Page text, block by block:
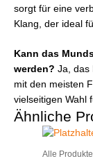
sorgt für eine
Klang, der ideal
Kann das
werden? Ja, das
mit den meisten
vielseitigen Wahl
Ähnliche
Alle Produkte